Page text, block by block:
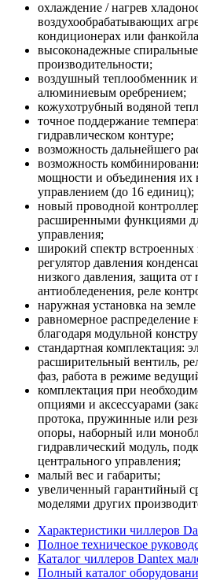
охлаждение / нагрев
воздухообрабатывающих
кондиционерах или
высоконадежные
производительности;
воздушный теплообменник
алюминиевым оребрением;
кожухотрубный водяной
точное поддержание
гидравлическом контуре;
возможность дальнейшего
возможность
мощности и объединения их
управлением (до 16 единиц);
новый проводной
расширенными функциями
управления;
широкий спектр встроенных
регулятор давления
низкого давления, защита от
антиобледенения, реле
наружная установка на
равномерное распределение
благодаря модульной
стандартная комплектация:
расширительный вентиль,
фаз, работа в режиме
комплектация при
опциями и аксессуарами
протока, пружинные или
опоры, наборный или
гидравлический модуль,
центрального управления;
малый вес и габариты;
увеличенный гарантийный
моделями других
Характеристики чиллеров
Полное техническое
Каталог чиллеров Dantex
Полный каталог